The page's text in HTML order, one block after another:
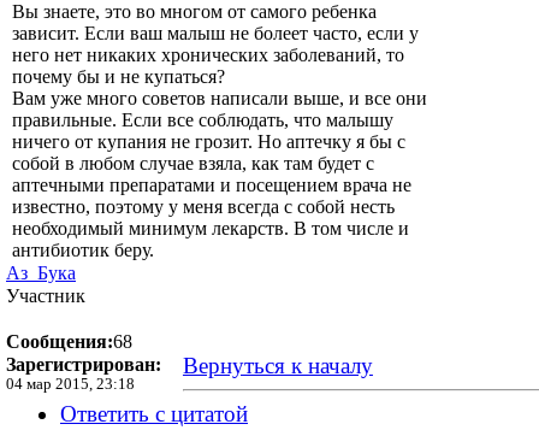
Вы знаете, это во многом от самого ребенка
зависит. Если ваш малыш не болеет часто, если у
него нет никаких хронических заболеваний, то
почему бы и не купаться?
Вам уже много советов написали выше, и все они
правильные. Если все соблюдать, что малышу
ничего от купания не грозит. Но аптечку я бы с
собой в любом случае взяла, как там будет с
аптечными препаратами и посещением врача не
известно, поэтому у меня всегда с собой несть
необходимый минимум лекарств. В том числе и
антибиотик беру.
Аз_Бука
Участник
Сообщения:68
Зарегистрирован:
04 мар 2015, 23:18
Вернуться к началу
Ответить с цитатой